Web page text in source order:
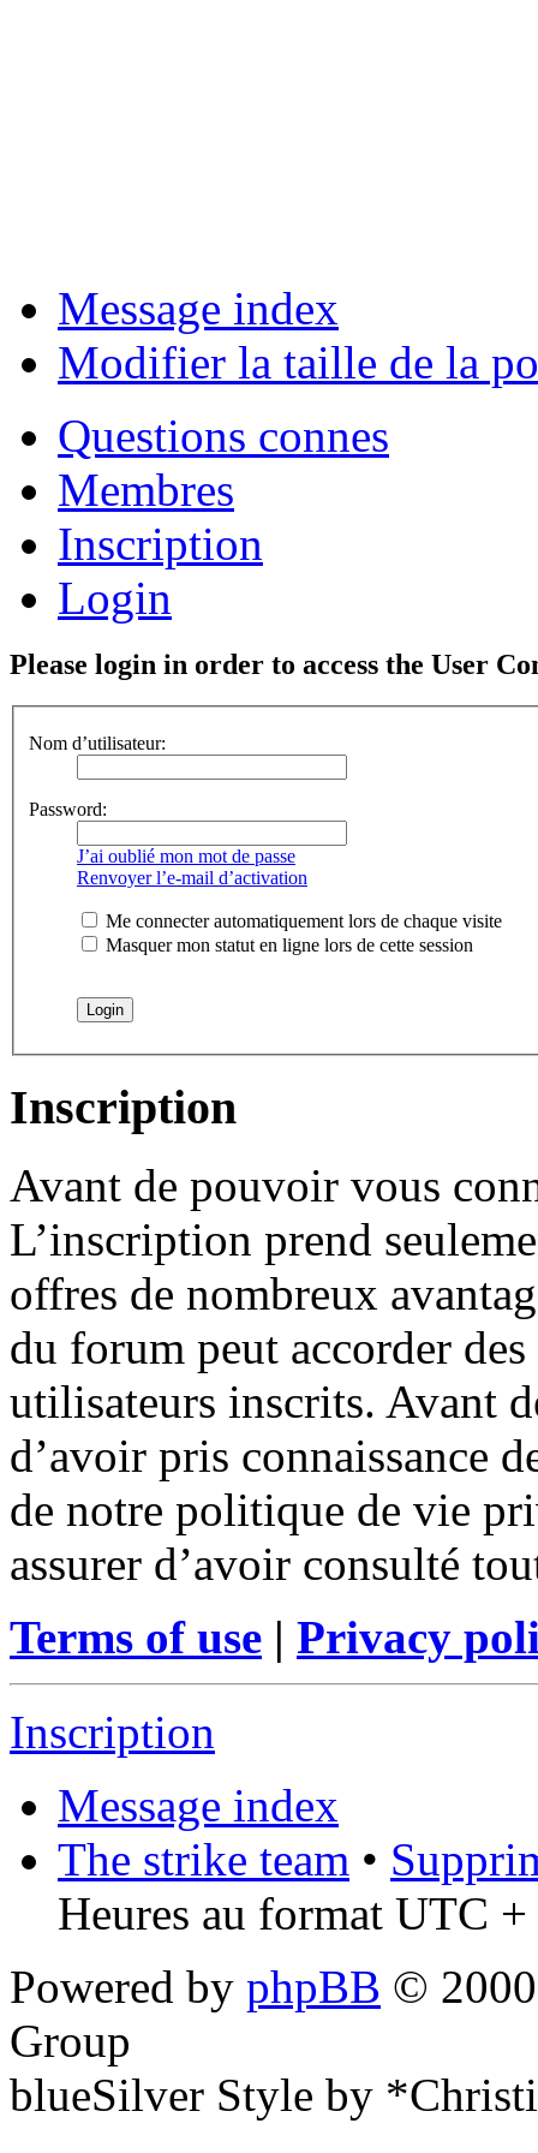
Message index
Modifier la taille de la
Questions connes
Membres
Inscription
Login
Please login in order to access the User
Nom d’utilisateur:
Password:
J’ai oublié mon mot de passe
Renvoyer l’e-mail d’activation
Me connecter automatiquement lors de chaque visite
Masquer mon statut en ligne lors de cette session
Inscription
Avant de pouvoir vous
L’inscription prend
offres de nombreux
du forum peut accorder
utilisateurs inscrits. Avant
d’avoir pris connaissance
de notre politique de vie
assurer d’avoir consulté
Terms of use | Privacy
Inscription
Message index
The strike team •
Heures au format UTC
Powered by phpBB ©
Group
blueSilver Style by